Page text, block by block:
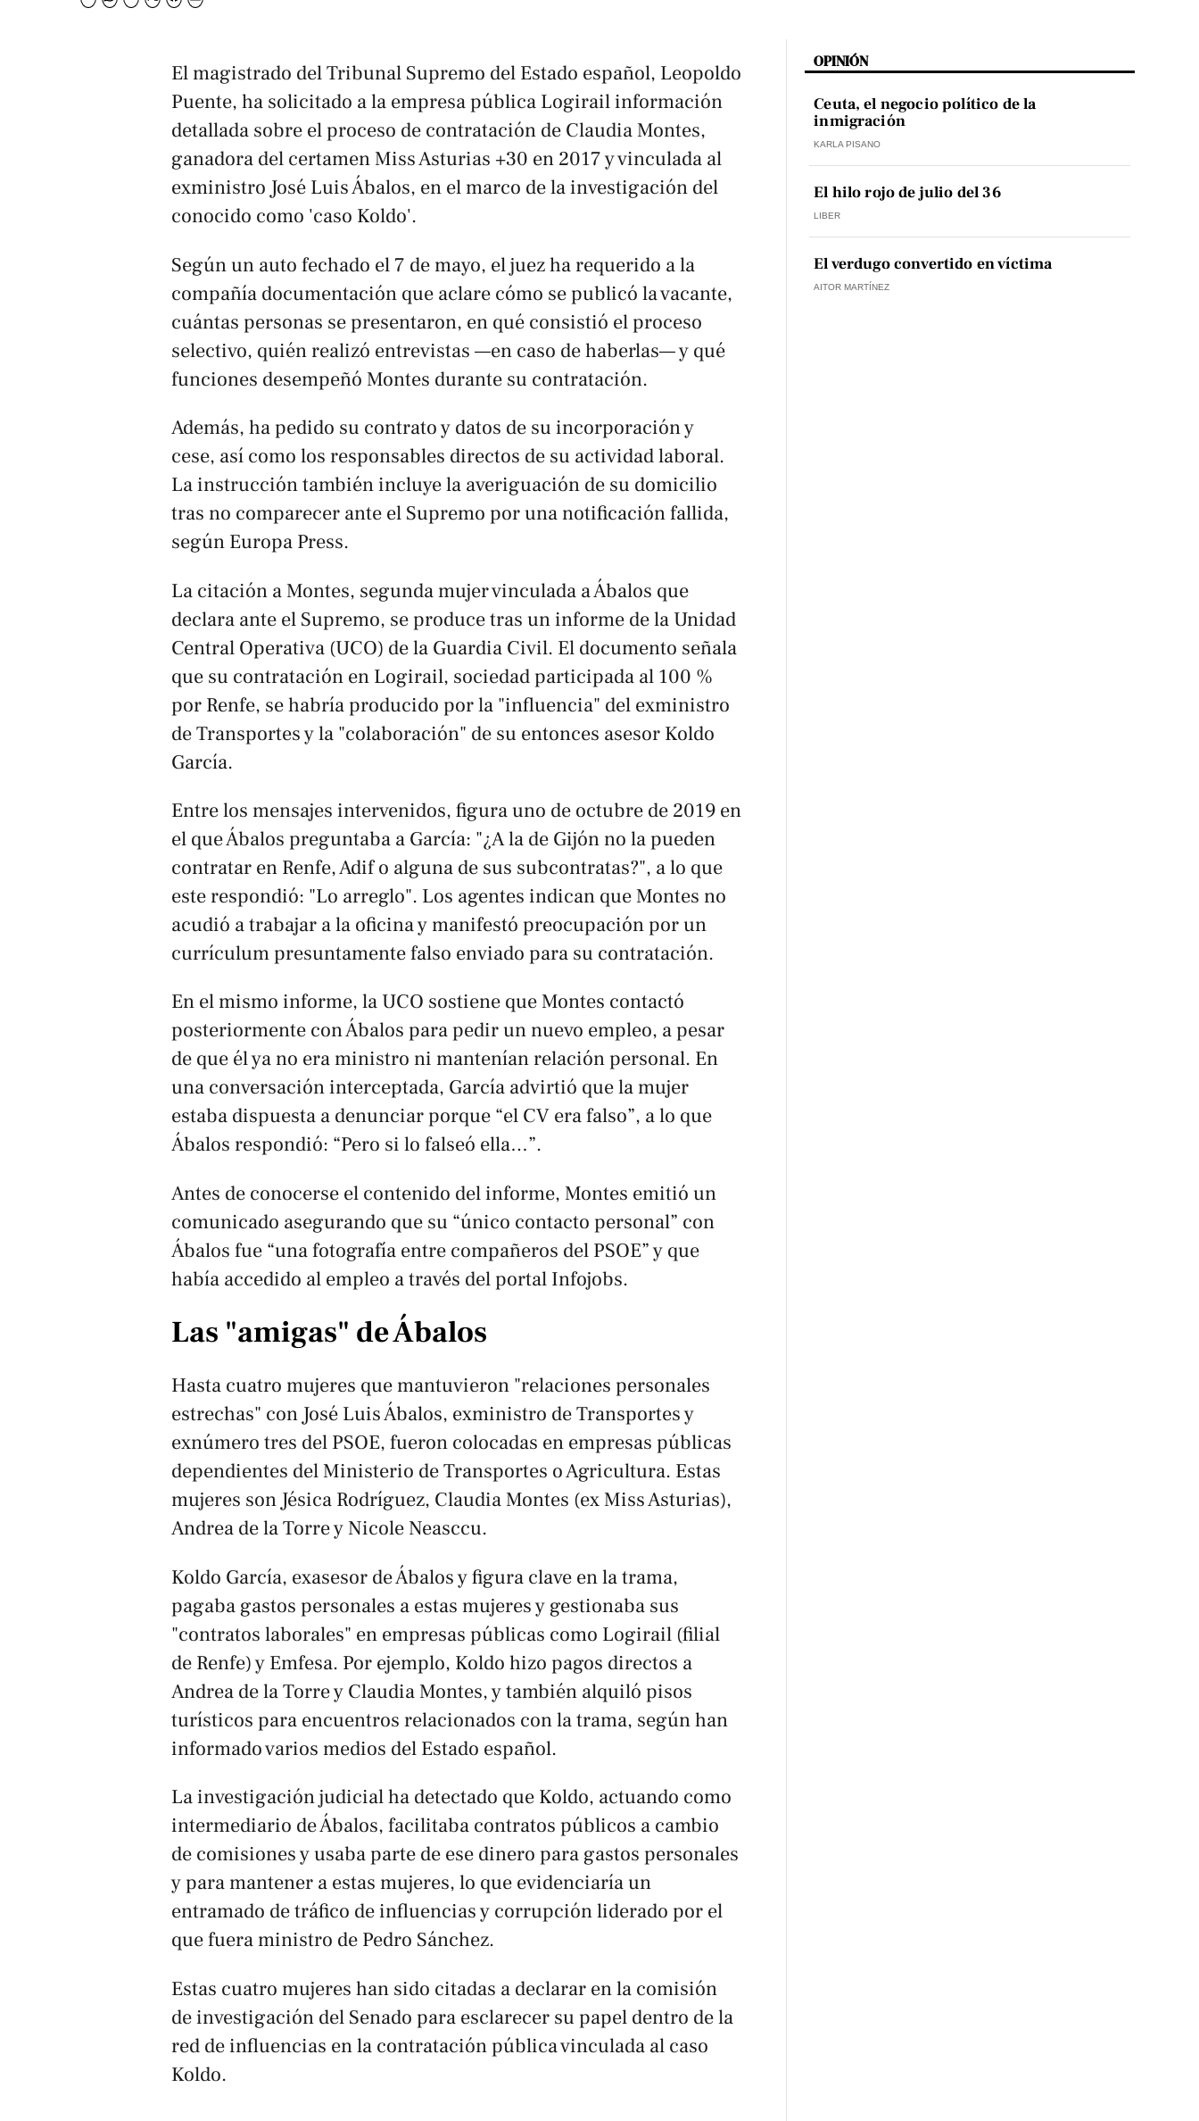
El magistrado del Tribunal Supremo del Estado español, Leopoldo
Puente, ha solicitado a la empresa pública Logirail información
detallada sobre el proceso de contratación de Claudia Montes,
ganadora del certamen Miss Asturias +30 en 2017 y vinculada al
exministro José Luis Ábalos, en el marco de la investigación del
conocido como 'caso Koldo'.
Según un auto fechado el 7 de mayo, el juez ha requerido a la
compañía documentación que aclare cómo se publicó la vacante,
cuántas personas se presentaron, en qué consistió el proceso
selectivo, quién realizó entrevistas —en caso de haberlas— y qué
funciones desempeñó Montes durante su contratación.
Además, ha pedido su contrato y datos de su incorporación y
cese, así como los responsables directos de su actividad laboral.
La instrucción también incluye la averiguación de su domicilio
tras no comparecer ante el Supremo por una notificación fallida,
según Europa Press.
La citación a Montes, segunda mujer vinculada a Ábalos que
declara ante el Supremo, se produce tras un informe de la Unidad
Central Operativa (UCO) de la Guardia Civil. El documento señala
que su contratación en Logirail, sociedad participada al 100 %
por Renfe, se habría producido por la "influencia" del exministro
de Transportes y la "colaboración" de su entonces asesor Koldo
García.
Entre los mensajes intervenidos, figura uno de octubre de 2019 en
el que Ábalos preguntaba a García: "¿A la de Gijón no la pueden
contratar en Renfe, Adif o alguna de sus subcontratas?", a lo que
este respondió: "Lo arreglo". Los agentes indican que Montes no
acudió a trabajar a la oficina y manifestó preocupación por un
currículum presuntamente falso enviado para su contratación.
En el mismo informe, la UCO sostiene que Montes contactó
posteriormente con Ábalos para pedir un nuevo empleo, a pesar
de que él ya no era ministro ni mantenían relación personal. En
una conversación interceptada, García advirtió que la mujer
estaba dispuesta a denunciar porque “el CV era falso”, a lo que
Ábalos respondió: “Pero si lo falseó ella…”.
Antes de conocerse el contenido del informe, Montes emitió un
comunicado asegurando que su “único contacto personal” con
Ábalos fue “una fotografía entre compañeros del PSOE” y que
había accedido al empleo a través del portal Infojobs.
Las "amigas" de Ábalos
Hasta cuatro mujeres que mantuvieron "relaciones personales
estrechas" con José Luis Ábalos, exministro de Transportes y
exnúmero tres del PSOE, fueron colocadas en empresas públicas
dependientes del Ministerio de Transportes o Agricultura. Estas
mujeres son Jésica Rodríguez, Claudia Montes (ex Miss Asturias),
Andrea de la Torre y Nicole Neasccu.
Koldo García, exasesor de Ábalos y figura clave en la trama,
pagaba gastos personales a estas mujeres y gestionaba sus
"contratos laborales" en empresas públicas como Logirail (filial
de Renfe) y Emfesa. Por ejemplo, Koldo hizo pagos directos a
Andrea de la Torre y Claudia Montes, y también alquiló pisos
turísticos para encuentros relacionados con la trama, según han
informado varios medios del Estado español.
La investigación judicial ha detectado que Koldo, actuando como
intermediario de Ábalos, facilitaba contratos públicos a cambio
de comisiones y usaba parte de ese dinero para gastos personales
y para mantener a estas mujeres, lo que evidenciaría un
entramado de tráfico de influencias y corrupción liderado por el
que fuera ministro de Pedro Sánchez.
Estas cuatro mujeres han sido citadas a declarar en la comisión
de investigación del Senado para esclarecer su papel dentro de la
red de influencias en la contratación pública vinculada al caso
Koldo.
OPINIÓN
Ceuta, el negocio político de la
inmigración
KARLA PISANO
El hilo rojo de julio del 36
LIBER
El verdugo convertido en víctima
AITOR MARTÍNEZ